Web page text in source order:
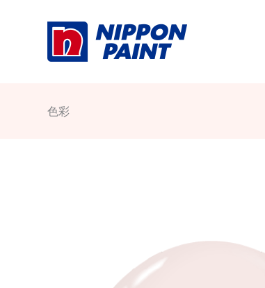
色彩